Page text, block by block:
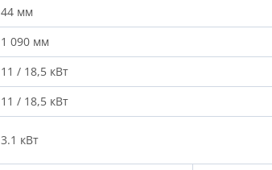
44 мм
1 090 мм
11 / 18,5 кВт
11 / 18,5 кВт
3.1 кВт